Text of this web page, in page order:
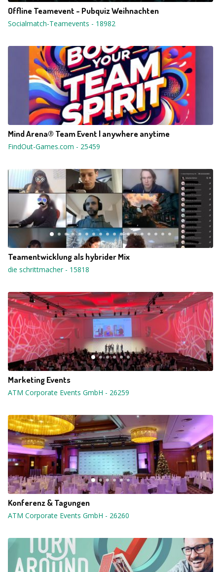
Offline Teamevent - Pubquiz Weihnachten
Socialmatch-Teamevents - 18982
Mind Arena® Team Event | anywhere anytime
FindOut-Games.com - 25459
Teamentwicklung als hybrider Mix
die schrittmacher - 15818
Marketing Events
ATM Corporate Events GmbH - 26259
Konferenz & Tagungen
ATM Corporate Events GmbH - 26260